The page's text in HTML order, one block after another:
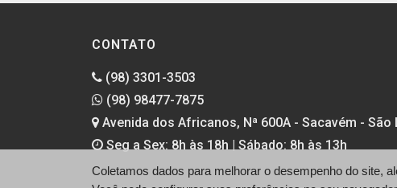
CONTATO
(98) 3301-3503
(98) 98477-7875
Avenida dos Africanos, Nª 600A - Sacavém - São
Seg a Sex: 8h às 18h | Sábado: 8h às 13h
Coletamos dados para melhorar o desempenho do site,